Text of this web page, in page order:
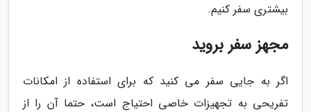
بیشتری سفر کنیم.
مجهز سفر بروید
اگر به جایی سفر می کنید که برای استفاده از امکانات
تفریحی به تجهیزات خاصی احتیاج است، حتما آن را از